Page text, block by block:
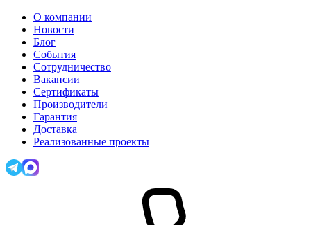
О компании
Новости
Блог
События
Сотрудничество
Вакансии
Сертификаты
Производители
Гарантия
Доставка
Реализованные проекты